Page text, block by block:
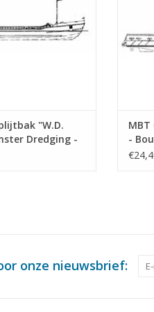
"W.D.
Dredging -
1 : 550
-
onze nieuwsbrief: